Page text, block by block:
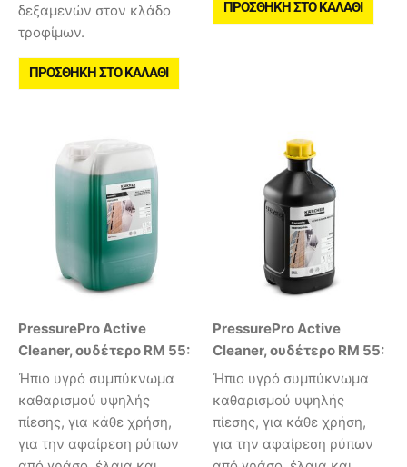
δεξαμενών στον κλάδο
τροφίμων.
ΠΡΟΣΘΉΚΗ ΣΤΟ ΚΑΛΆΘΙ
ΠΡΟΣΘΉΚΗ ΣΤΟ ΚΑΛΆΘΙ
PressurePro Active
Cleaner, ουδέτερο RM 55:
Ήπιο υγρό συμπύκνωμα
καθαρισμού υψηλής
πίεσης, για κάθε χρήση,
για την αφαίρεση ρύπων
PressurePro Active
Cleaner, ουδέτερο RM 55:
Ήπιο υγρό συμπύκνωμα
καθαρισμού υψηλής
πίεσης, για κάθε χρήση,
για την αφαίρεση ρύπων